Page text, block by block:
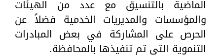
الماضية بالتنسيق مع عدد من الهيئات
والمؤسسات والمديريات الخدمية فضلاً عن
الحرص على المشاركة في بعض المبادرات
التنموية التي تم تنفيذها بالمحافظة.